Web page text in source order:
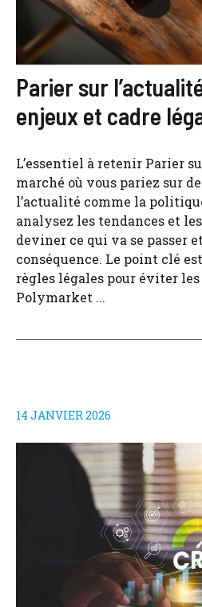
Parier sur
enjeux et cadre
L’essentiel à retenir Parier
marché où vous pariez sur
l’actualité comme la
analysez les tendances et
deviner ce qui va se passer
conséquence. Le point clé
règles légales pour éviter les
Polymarket ...
14 JANVIER 2026